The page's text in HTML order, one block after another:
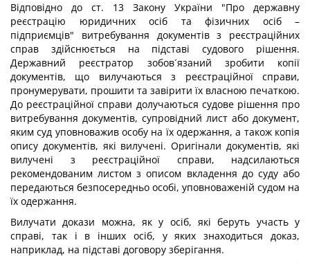
Відповідно до ст. 13 Закону України "Про державну
реєстрацію юридичних осіб та фізичних осіб –
підприємців" витребування документів з реєстраційних
справ здійснюється на підставі судового рішення.
Державний реєстратор зобов´язаний зробити копії
документів, що вилучаються з реєстраційної справи,
пронумерувати, прошити та завірити їх власною печаткою.
До реєстраційної справи долучаються судове рішення про
витребування документів, супровідний лист або документ,
яким суд уповноважив особу на їх одержання, а також копія
опису документів, які вилучені. Оригінали документів, які
вилучені з реєстраційної справи, надсилаються
рекомендованим листом з описом вкладення до суду або
передаються безпосередньо особі, уповноваженій судом на
їх одержання.
Вилучати докази можна, як у осіб, які беруть участь у
справі, так і в інших осіб, у яких знаходиться доказ,
наприклад, на підставі договору зберігання.